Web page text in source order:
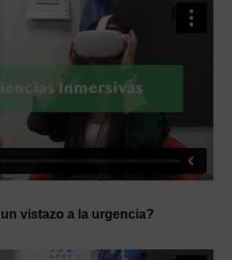
vistazo a la urgencia?